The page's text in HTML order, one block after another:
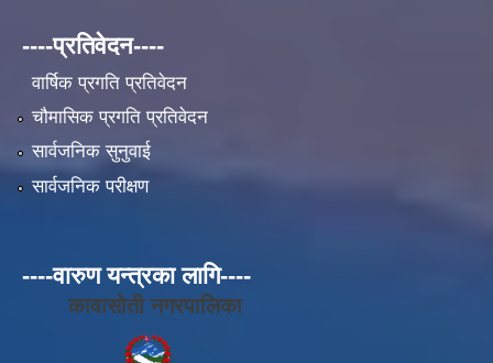
----प्रतिवेदन----
वार्षिक प्रगति प्रतिवेदन
चौमासिक प्रगति प्रतिवेदन
सार्वजनिक सुनुवाई
सार्वजनिक परीक्षण
----वारुण यन्त्रका लागि----
कावासोती नगरपालिका